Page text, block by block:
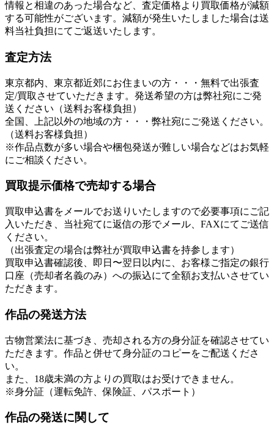
情報と相違のあった場合など、査定価格より買取価格が減額
する可能性がございます。減額が発生いたしました場合は送
料当社負担にてご返送いたします。
査定方法
東京都内、東京都近郊にお住まいの方・・・無料で出張査
定/買取させていただきます。発送希望の方は弊社宛にご発
送ください（送料お客様負担）
全国、上記以外の地域の方・・・弊社宛にご発送ください。
（送料お客様負担）
※作品点数が多い場合や梱包発送が難しい場合などはお気軽
にご相談ください。
買取提示価格で売却する場合
買取申込書をメールでお送りいたしますので必要事項にご記
入いただき、当社宛てに返信の形でメール、FAXにてご送信
ください。
（出張査定の場合は弊社が買取申込書を持参します）
買取申込書確認後、即日〜翌日以内に、お客様ご指定の銀行
口座（売却者名義のみ）への振込にて全額お支払いさせてい
ただきます。
作品の発送方法
古物営業法に基づき、売却される方の身分証を確認させてい
ただきます。作品と併せて身分証のコピーをご配送くださ
い。
また、18歳未満の方よりの買取はお受けできません。
※身分証（運転免許、保険証、パスポート）
作品の発送に関して